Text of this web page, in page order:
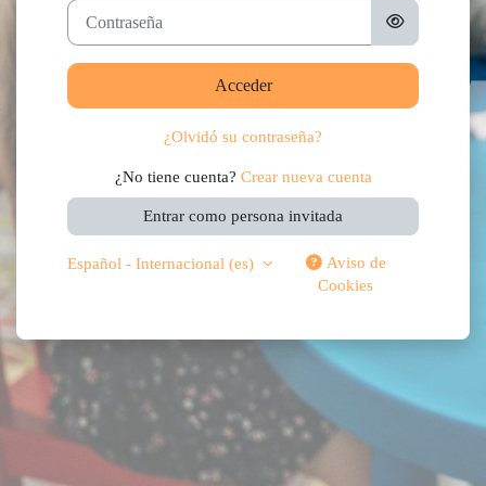
Contraseña
Acceder
¿Olvidó su contraseña?
¿No tiene cuenta? Crear nueva cuenta
Entrar como persona invitada
Español - Internacional ‎(es)‎
Aviso de
Cookies